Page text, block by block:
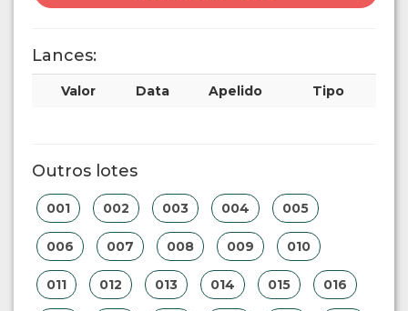
Lances:
Valor Data Apelido Tipo
Outros lotes
001 002 003 004 005
006 007 008 009 010
011 012 013 014 015 016